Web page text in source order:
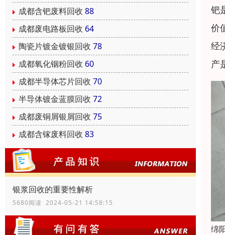
成都含钯废料回收 88
成都废电路板回收 64
陶瓷片镀金镀银回收 78
成都氧化铟粉回收 60
成都半导体芯片回收 70
半导体镀金蓝膜回收 72
成都废铜屑银屑回收 75
成都含镓废料回收 83
银浆回收的重要性解析
5680阅读 2024-05-21 14:58:15
钯
价
经
产
绵